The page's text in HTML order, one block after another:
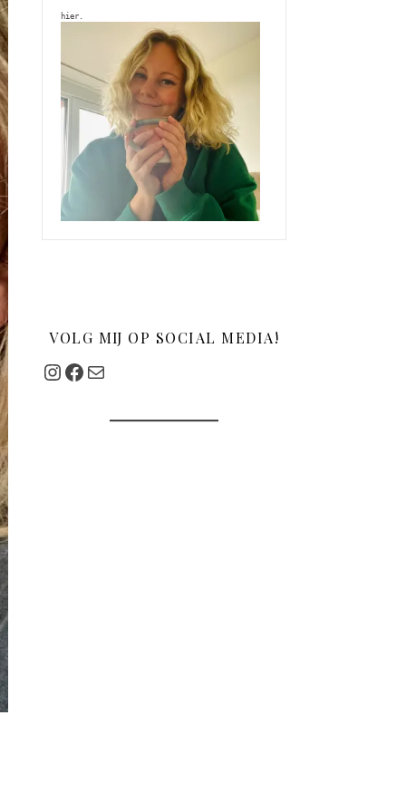
hier.
VOLG MIJ OP SOCIAL MEDIA!
Instagram
Facebook
Mail